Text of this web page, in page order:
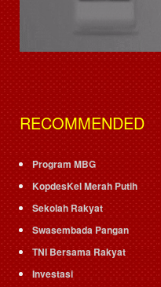
RECOMMENDED
Program MBG
KopdesKel Merah Putih
Sekolah Rakyat
Swasembada Pangan
TNI Bersama Rakyat
Investasi